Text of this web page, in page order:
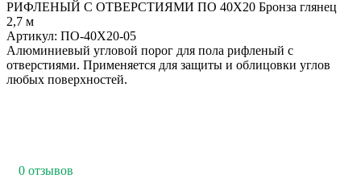
Артикул: ПО-40Х20-05
Алюминиевый угловой порог для пола рифленый с
отверстиями. Применяется для защиты и облицовки углов
любых поверхностей.
0 отзывов